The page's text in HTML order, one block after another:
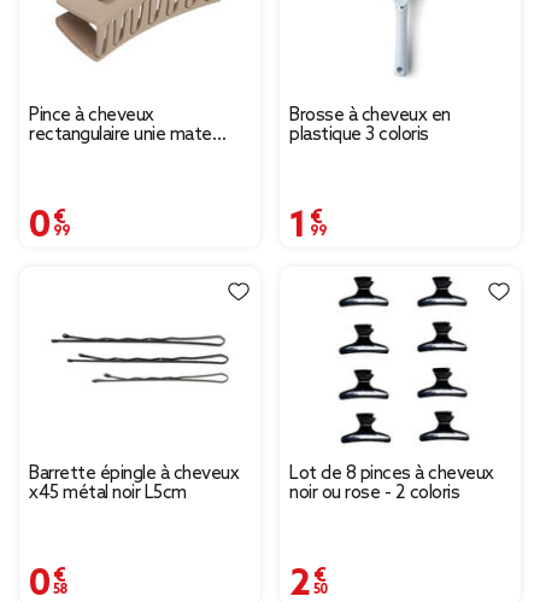
Pince à cheveux
rectangulaire unie mate
0,99 €
Brosse à cheveux en
plastique 3 coloris
1,99 €
Barrette épingle à cheveux
x45 métal noir L5cm
0,58 €
Lot de 8 pinces à cheveux
noir ou rose - 2 coloris
2,50 €